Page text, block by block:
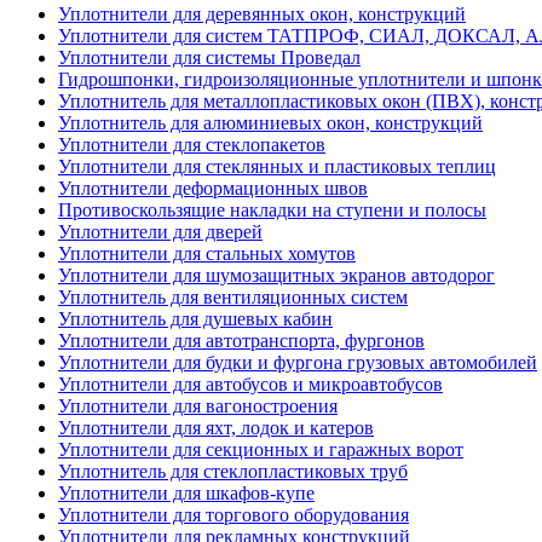
Уплотнители для деревянных окон, конструкций
Уплотнители для систем ТАТПРОФ, СИАЛ, ДОКСАЛ,
Уплотнители для системы Проведал
Гидрошпонки, гидроизоляционные уплотнители и
Уплотнитель для металлопластиковых окон (ПВХ),
Уплотнитель для алюминиевых окон, конструкций
Уплотнители для стеклопакетов
Уплотнители для стеклянных и пластиковых теплиц
Уплотнители деформационных швов
Противоскользящие накладки на ступени и полосы
Уплотнители для дверей
Уплотнители для стальных хомутов
Уплотнители для шумозащитных экранов автодорог
Уплотнитель для вентиляционных систем
Уплотнитель для душевых кабин
Уплотнители для автотранспорта, фургонов
Уплотнители для будки и фургона грузовых автомобилей
Уплотнители для автобусов и микроавтобусов
Уплотнители для вагоностроения
Уплотнители для яхт, лодок и катеров
Уплотнители для секционных и гаражных ворот
Уплотнитель для стеклопластиковых труб
Уплотнители для шкафов-купе
Уплотнители для торгового оборудования
Уплотнители для рекламных конструкций